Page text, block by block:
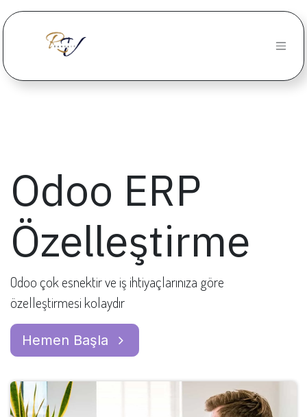
İçereği Atla
Odoo ERP
Özelleştirme
Odoo çok esnektir ve iş ihtiyaçlarınıza göre
özelleştirmesi kolaydır
Hemen Başla